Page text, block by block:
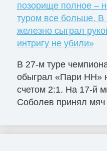
позорище полное –
туром все больше. В
железно сыграл
интригу не убили»
В 27-м туре
обыграл «Пари НН»
счетом 2:1. На 17-й
Соболев принял